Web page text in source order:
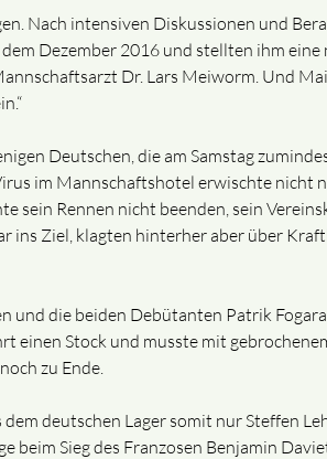
Nach intensiven Diskussionen und
Dezember 2016 und stellten ihm eine
Dr. Lars Meiworm. Und
Deutschen, die am Samstag
im Mannschaftshotel erwischte nicht
sein Rennen nicht beenden, sein
ins Ziel, klagten hinterher aber über
die beiden Debütanten Patrik
einen Stock und musste mit
zu Ende.
deutschen Lager somit nur Steffen
Sieg des Franzosen Benjamin